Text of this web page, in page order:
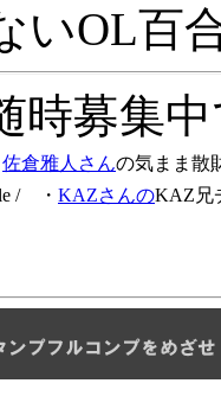
いOL百
時募集
佐倉雅人さんの気まま散
/ ・ KAZさんのKAZ兄